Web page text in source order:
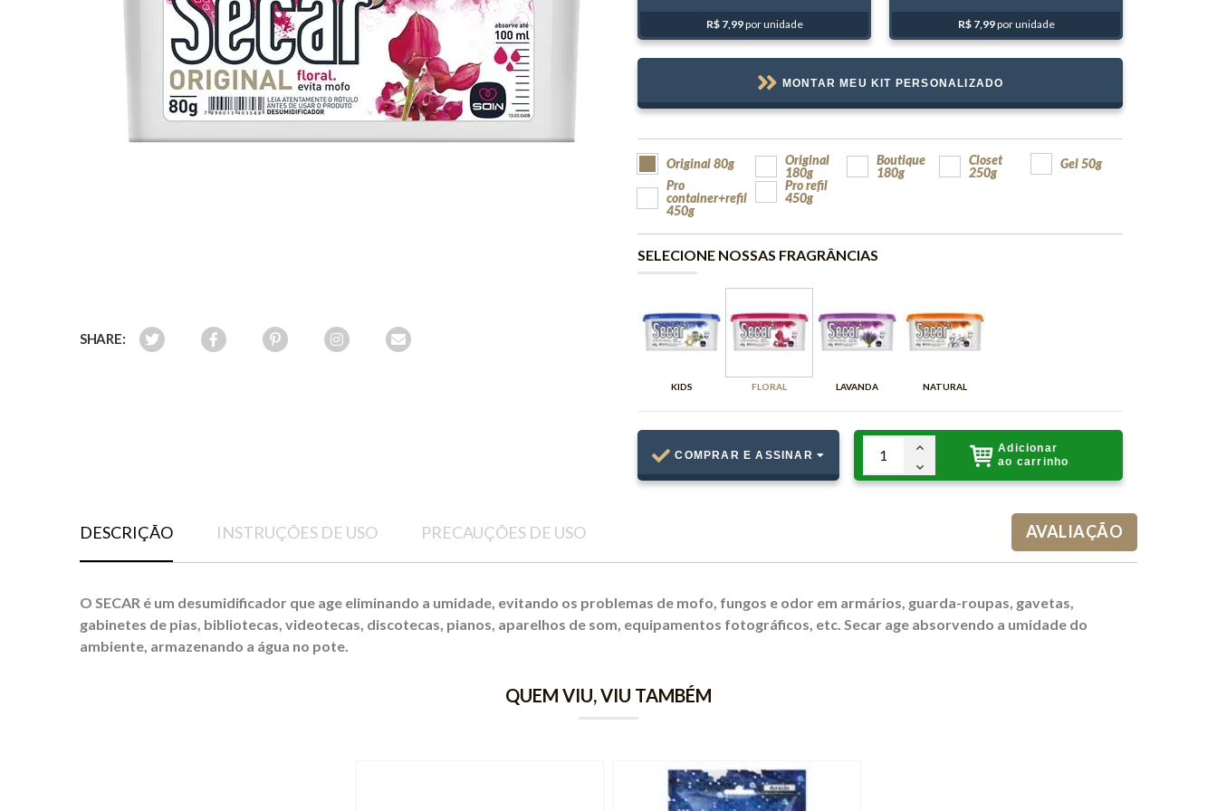
SHARE:
R$ 7,99por unidade R$ 7,99por unidade
MONTAR MEU KIT PERSONALIZADO
Original 80g
Original
180g
Boutique
180g
Closet
250g
Gel 50g
Pro
container+refil
450g
Pro refil
450g
SELECIONE NOSSAS FRAGRÂNCIAS
KIDS FLORAL LAVANDA NATURAL
COMPRAR E ASSINAR 1
Adicionar
ao carrinho
DESCRIÇÃO INSTRUÇÕES DE USO PRECAUÇÕES DE USO AVALIAÇÃO
O SECAR é um desumidificador que age eliminando a umidade, evitando os problemas de mofo, fungos e odor em armários, guarda-roupas, gavetas,
gabinetes de pias, bibliotecas, videotecas, discotecas, pianos, aparelhos de som, equipamentos fotográficos, etc. Secar age absorvendo a umidade do
ambiente, armazenando a água no pote.
QUEM VIU, VIU TAMBÉM